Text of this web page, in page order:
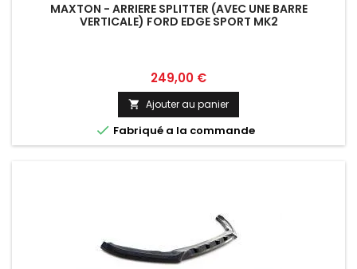
MAXTON - ARRIERE SPLITTER (AVEC UNE BARRE
VERTICALE) FORD EDGE SPORT MK2
Prix
249,00 €
 Ajouter au panier
 Fabriqué a la commande